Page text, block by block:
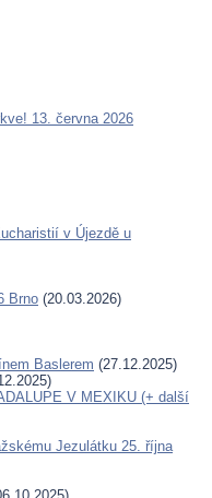
13. června 2026
v Újezdě u
Brno (20.03.2026)
Baslerem (27.12.2025)
V MEXIKU (+ další
Jezulátku 25. října